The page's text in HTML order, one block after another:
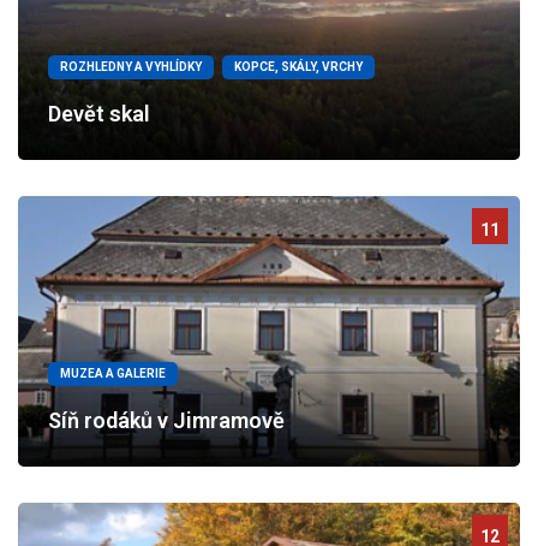
ROZHLEDNY A VYHLÍDKY KOPCE, SKÁLY, VRCHY
Devět skal
11
MUZEA A GALERIE
Síň rodáků v Jimramově
12